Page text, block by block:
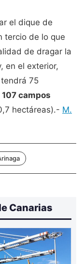
el dique de
tercio de lo que
de dragar la
en el exterior,
75
107 campos
hectáreas).- M.
Canarias